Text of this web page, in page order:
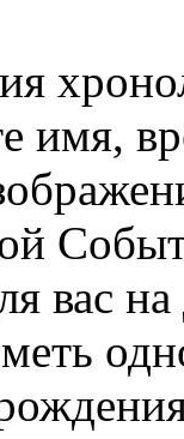
имя,
вас